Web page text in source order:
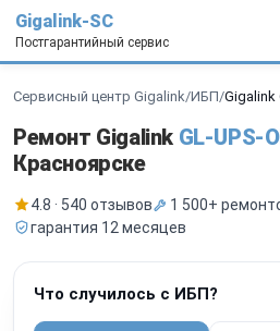
Gigalink-SC
Постгарантийный сервис
Сервисный центр Gigalink/ИБП/Gigalink
Ремонт Gigalink GL-UPS-
Красноярске
4.8 · 540 отзывов
1 500+
гарантия 12 месяцев
Что случилось с ИБП?